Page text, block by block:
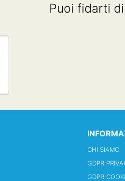
Puoi fidarti di
CHI SIAMO
GDPR
GDPR